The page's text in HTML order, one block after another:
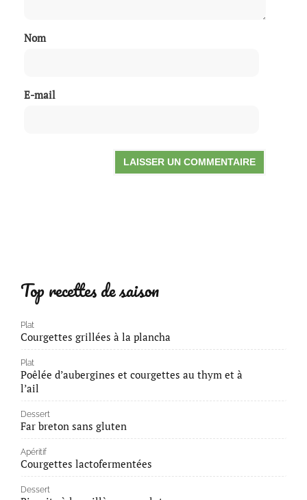
Nom
E-mail
Top recettes de saison
Plat
Courgettes grillées à la plancha
Plat
Poêlée d’aubergines et courgettes au thym et à
l’ail
Dessert
Far breton sans gluten
Apéritif
Courgettes lactofermentées
Dessert